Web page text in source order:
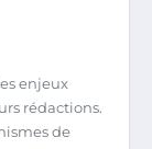
enjeux
rédactions.
de